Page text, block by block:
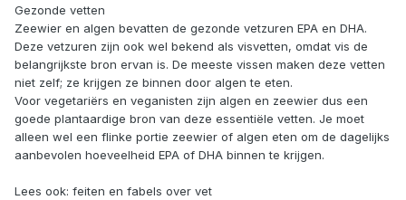
Gezonde vetten
Zeewier en algen bevatten de gezonde vetzuren EPA en DHA.
Deze vetzuren zijn ook wel bekend als visvetten, omdat vis de
belangrijkste bron ervan is. De meeste vissen maken deze vetten
niet zelf; ze krijgen ze binnen door algen te eten.
Voor vegetariërs en veganisten zijn algen en zeewier dus een
goede plantaardige bron van deze essentiële vetten. Je moet
alleen wel een flinke portie zeewier of algen eten om de dagelijks
aanbevolen hoeveelheid EPA of DHA binnen te krijgen.
Lees ook: feiten en fabels over vet